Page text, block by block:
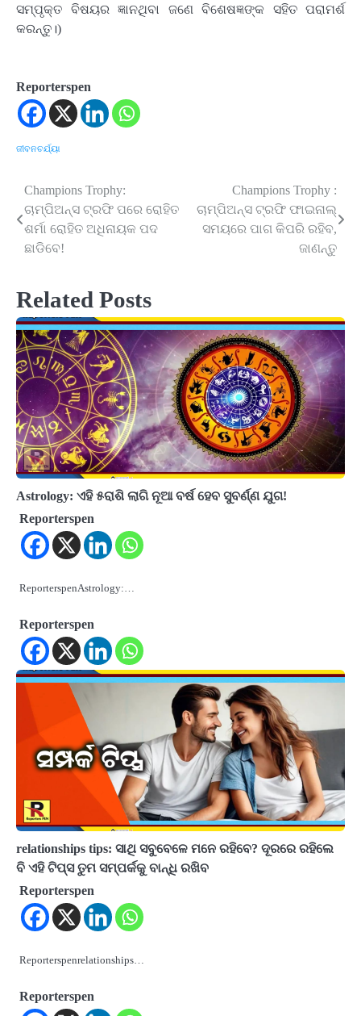
ସମ୍ପୃକ୍ତ ବିଷୟର ଜ୍ଞାନଥିବା ଜଣେ ବିଶେଷଜ୍ଞଙ୍କ ସହିତ ପରାମର୍ଶ
କରନ୍ତୁ।)
Reporterspen
ଜୀବନଚର୍ଯ୍ୟା
Post
navigation
Champions Trophy:
ଚାମ୍ପିଅନ୍ସ ଟ୍ରଫି ପରେ ରୋହିତ
ଶର୍ମା ରୋହିତ ଅଧିନାୟକ ପଦ
ଛାଡିବେ!
Champions Trophy :
ଚାମ୍ପିଅନ୍ସ ଟ୍ରଫି ଫାଇନାଲ୍
ସମୟରେ ପାଗ କିପରି ରହିବ,
ଜାଣନ୍ତୁ
Related Posts
Astrology: ଏହି ୫ରାଶି ଲାଗି ନୂଆ ବର୍ଷ ହେବ ସୁବର୍ଣ୍ଣ ଯୁଗ!
Reporterspen
ReporterspenAstrology:…
Reporterspen
relationships tips: ସାଥି ସବୁବେଳେ ମନେ ରହିବେ? ଦୂରରେ ରହିଲେ
ବି ଏହି ଟିପ୍ସ ତୁମ ସମ୍ପର୍କକୁ ବାନ୍ଧି ରଖିବ
Reporterspen
Reporterspenrelationships…
Reporterspen